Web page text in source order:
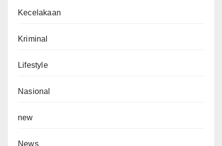
Kecelakaan
Kriminal
Lifestyle
Nasional
new
News